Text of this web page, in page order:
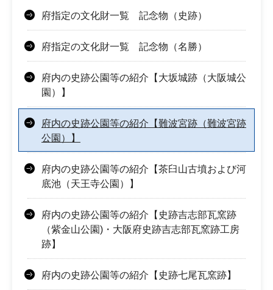
府指定の文化財一覧 記念物（史跡）
府指定の文化財一覧 記念物（名勝）
府内の史跡公園等の紹介【大坂城跡（大阪城公
園）】
府内の史跡公園等の紹介【難波宮跡（難波宮跡
公園）】
府内の史跡公園等の紹介【茶臼山古墳および河
底池（天王寺公園）】
府内の史跡公園等の紹介【史跡吉志部瓦窯跡
（紫金山公園)・大阪府史跡吉志部瓦窯跡工房
跡】
府内の史跡公園等の紹介【史跡七尾瓦窯跡】